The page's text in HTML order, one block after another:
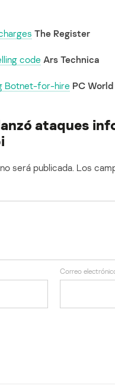
The Register
code Ars Technica
Botnet-for-hire PC World
ataques
será publicada. Los
Correo